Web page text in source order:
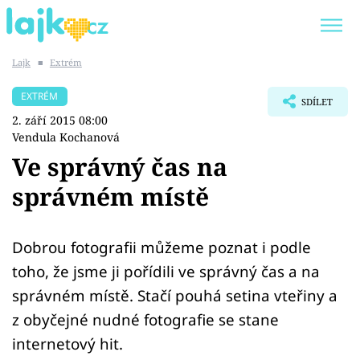
SHOPAHOLICADEL
Témata
Showbyznys
Youtubeři
Virály
Lajk ■ Extrém
EXTRÉM
2. září 2015 08:00
Vendula Kochanová
SDÍLET
Ve správný čas na
správném místě
Dobrou fotografii můžeme poznat i podle
toho, že jsme ji pořídili ve správný čas a na
správném místě. Stačí pouhá setina vteřiny a
z obyčejné nudné fotografie se stane
internetový hit.